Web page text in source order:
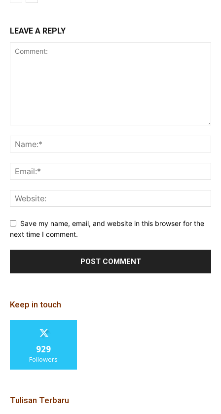
LEAVE A REPLY
Save my name, email, and website in this browser for the
next time I comment.
Keep in touch
929
Followers
Tulisan Terbaru